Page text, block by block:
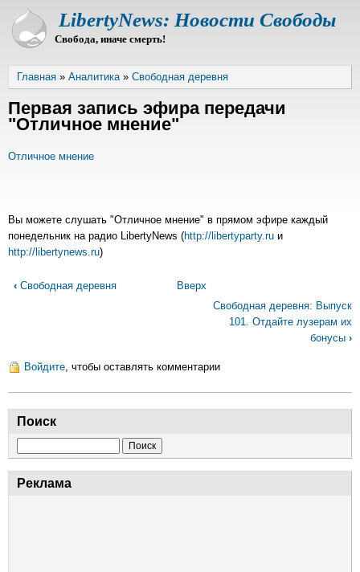
Перейти
основному
LibertyNews: Новости Свободы
Свобода, иначе смерть!
Строка
навигации
Главная Аналитика Свободная деревня
Первая запись эфира передачи
"Отличное мнение"
Отличное мнение
Вы можете слушать "Отличное мнение" в прямом эфире каждый
понедельник на радио LibertyNews (http://libertyparty.ru и
http://libertynews.ru)
Перекрёстные
ссылки
запись
эфира
передачи
"Отличное
мнение"
‹Свободная деревня
Вверх
Свободная деревня: Выпуск
101. Отдайте лузерам их
бонусы ›
Войдите , чтобы оставлять комментарии
Поиск
Реклама